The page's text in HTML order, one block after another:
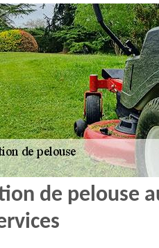
de pelouse